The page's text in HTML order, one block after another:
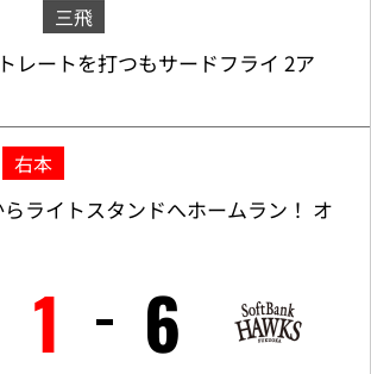
三飛
レートを打つもサードフライ 2ア
右本
ライトスタンドへホームラン！ オ
1 6